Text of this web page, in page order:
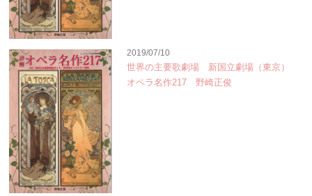
2019/07/10
世界の主要歌劇場 新国立劇場（東京）
オペラ名作217 野崎正俊